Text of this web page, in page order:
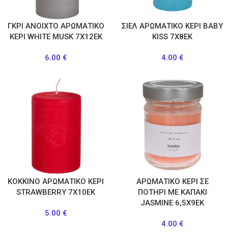
ΓΚΡΙ ΑΝΟΙΧΤΟ ΑΡΩΜΑΤΙΚΟ
ΚΕΡΙ WHITE MUSK 7Χ12ΕΚ
6.00 €
ΣΙΕΛ ΑΡΩΜΑΤΙΚΟ ΚΕΡΙ BABY
KISS 7Χ8ΕΚ
4.00 €
ΚΟΚΚΙΝΟ ΑΡΩΜΑΤΙΚΟ ΚΕΡΙ
STRAWBERRY 7Χ10ΕΚ
5.00 €
ΑΡΩΜΑΤΙΚΟ ΚΕΡΙ ΣΕ
ΠΟΤΗΡΙ ΜΕ ΚΑΠΑΚΙ
JASMINE 6,5X9EK
4.00 €